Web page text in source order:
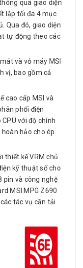
qua giao diện
lập tối đa 4 mục
Qua đó, giao diện
tự động theo các
và vỏ máy MSI
vị, bao gồm cả
cao cấp MSI và
phối điện
với độ chính
hảo cho ép
thiết kế VRM chủ
kỹ thuật số cho
pin và công nghệ
MSI MPG Z690
các tác vụ cần tải